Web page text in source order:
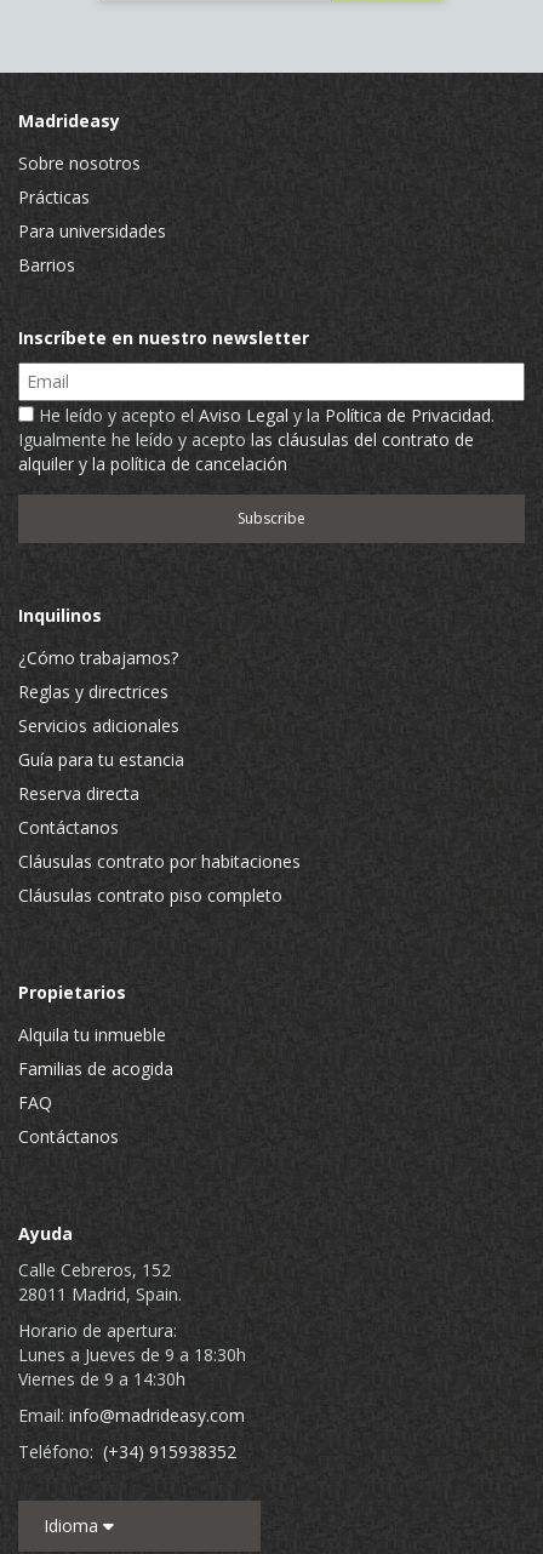
Madrideasy
Sobre nosotros
Prácticas
Para universidades
Barrios
Inscríbete en nuestro newsletter
Email
He leído y acepto el Aviso Legal y la Política de Privacidad.
Igualmente he leído y acepto las cláusulas del contrato de
alquiler y la política de cancelación
Inquilinos
¿Cómo trabajamos?
Reglas y directrices
Servicios adicionales
Guía para tu estancia
Reserva directa
Contáctanos
Cláusulas contrato por habitaciones
Cláusulas contrato piso completo
Propietarios
Alquila tu inmueble
Familias de acogida
FAQ
Contáctanos
Ayuda
Calle Cebreros, 152
28011 Madrid, Spain.
Horario de apertura:
Lunes a Jueves de 9 a 18:30h
Viernes de 9 a 14:30h
Email: info@madrideasy.com
Teléfono: (+34) 915938352
Idioma